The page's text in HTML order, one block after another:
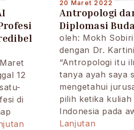
12
di
Mengembangkan
20 Maret 2022
Antropologi
Diplomasi
oleh: Mokh
dengan Dr.
“Antropologi itu
tanya ayah saya
mengetahui
pilih ketika kuliah
Indonesia pada
Lanjutan